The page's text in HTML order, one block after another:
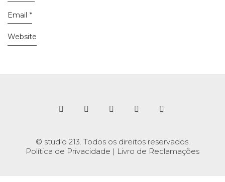
Email *
Website
© studio 213. Todos os direitos reservados.
Política de Privacidade | Livro de Reclamações